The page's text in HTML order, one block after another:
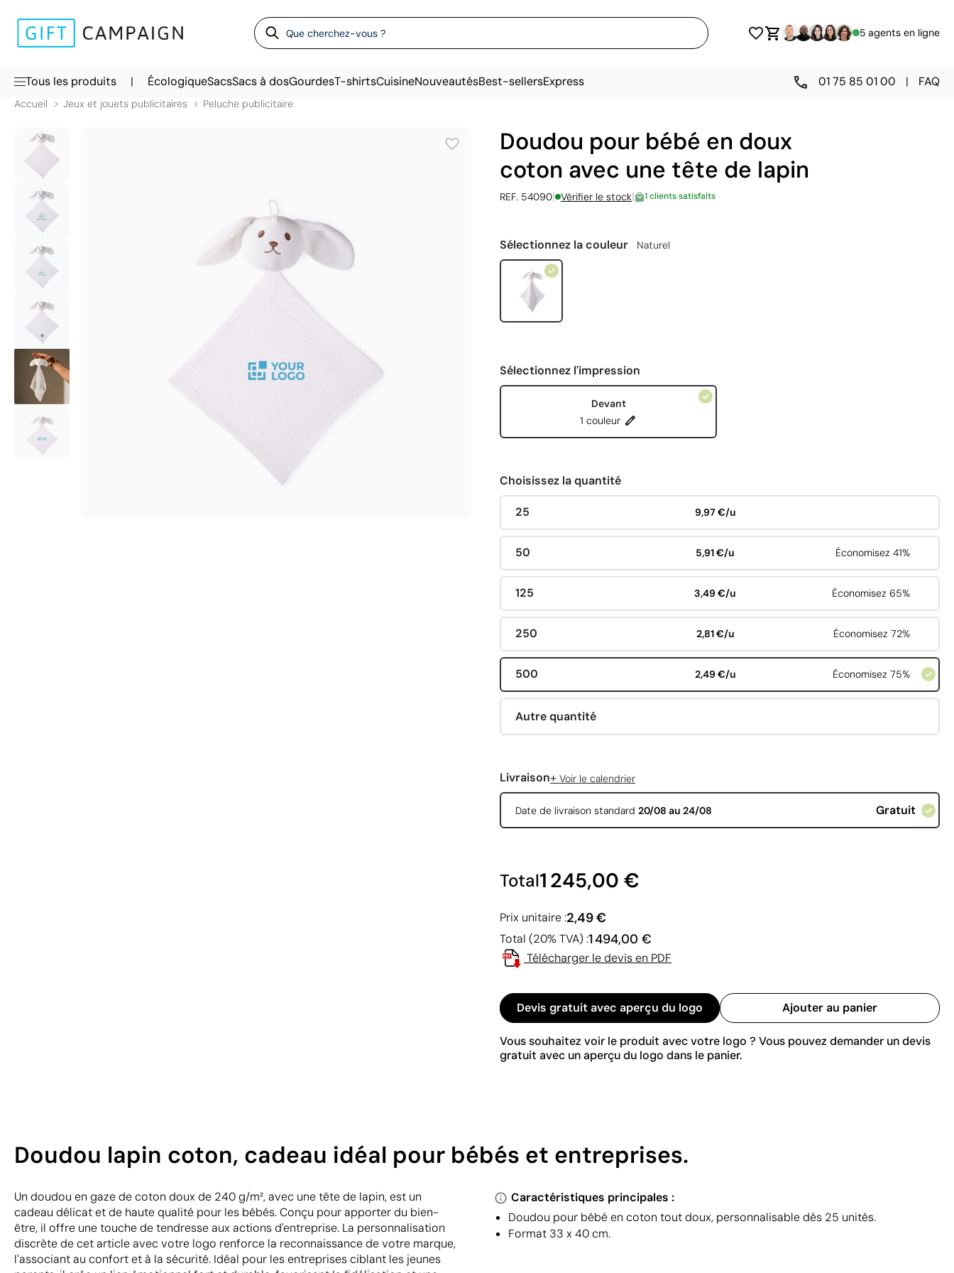
5 agents en ligne
Tous les produits | ÉcologiqueSacsSacs à dosGourdesT-shirtsCuisineNouveautésBest-sellersExpress 01 75 85 01 00 | FAQ
Accueil Jeux et jouets publicitaires Peluche publicitaire
Doudou pour bébé en doux
coton avec une tête de lapin
REF. 54090| Vérifier le stock| 1 clients satisfaits
Sélectionnez la couleur Naturel
Sélectionnez l'impression
Devant
1 couleur
Choisissez la quantité
25 9,97 €/u
50 5,91 €/u Économisez 41%
125 3,49 €/u Économisez 65%
250 2,81 €/u Économisez 72%
500 2,49 €/u Économisez 75%
Autre quantité
Livraison+ Voir le calendrier
Date de livraison standard 20/08 au 24/08 Gratuit
Total1 245,00 €
Prix unitaire :2,49 €
Total (20% TVA) :1 494,00 €
Télécharger le devis en PDF
Devis gratuit avec aperçu du logo Ajouter au panier
Vous souhaitez voir le produit avec votre logo ? Vous pouvez demander un devis
gratuit avec un aperçu du logo dans le panier.
Doudou lapin coton, cadeau idéal pour bébés et entreprises.
Un doudou en gaze de coton doux de 240 g/m², avec une tête de lapin, est un
cadeau délicat et de haute qualité pour les bébés. Conçu pour apporter du bien-
être, il offre une touche de tendresse aux actions d'entreprise. La personnalisation
discrète de cet article avec votre logo renforce la reconnaissance de votre marque,
l'associant au confort et à la sécurité. Idéal pour les entreprises ciblant les jeunes
Caractéristiques principales :
Doudou pour bébé en coton tout doux, personnalisable dès 25 unités.
Format 33 x 40 cm.